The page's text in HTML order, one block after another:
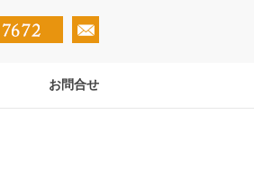
お問合せ